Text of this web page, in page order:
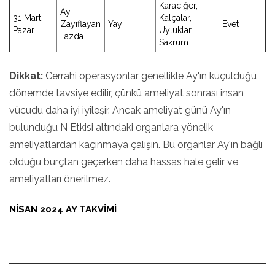
31 Mart
Pazar
Ay
Zayıflayan
Fazda
Yay
Karaciğer,
Kalçalar,
Uyluklar,
Sakrum
Evet
Dikkat: Cerrahi operasyonlar genellikle Ay'ın küçüldüğü
dönemde tavsiye edilir, çünkü ameliyat sonrası insan
vücudu daha iyi iyileşir. Ancak ameliyat günü Ay'ın
bulunduğu N Etkisi altındaki organlara yönelik
ameliyatlardan kaçınmaya çalışın. Bu organlar Ay'ın bağlı
olduğu burçtan geçerken daha hassas hale gelir ve
ameliyatları önerilmez.
NISAN 2024 AY TAKVIMI